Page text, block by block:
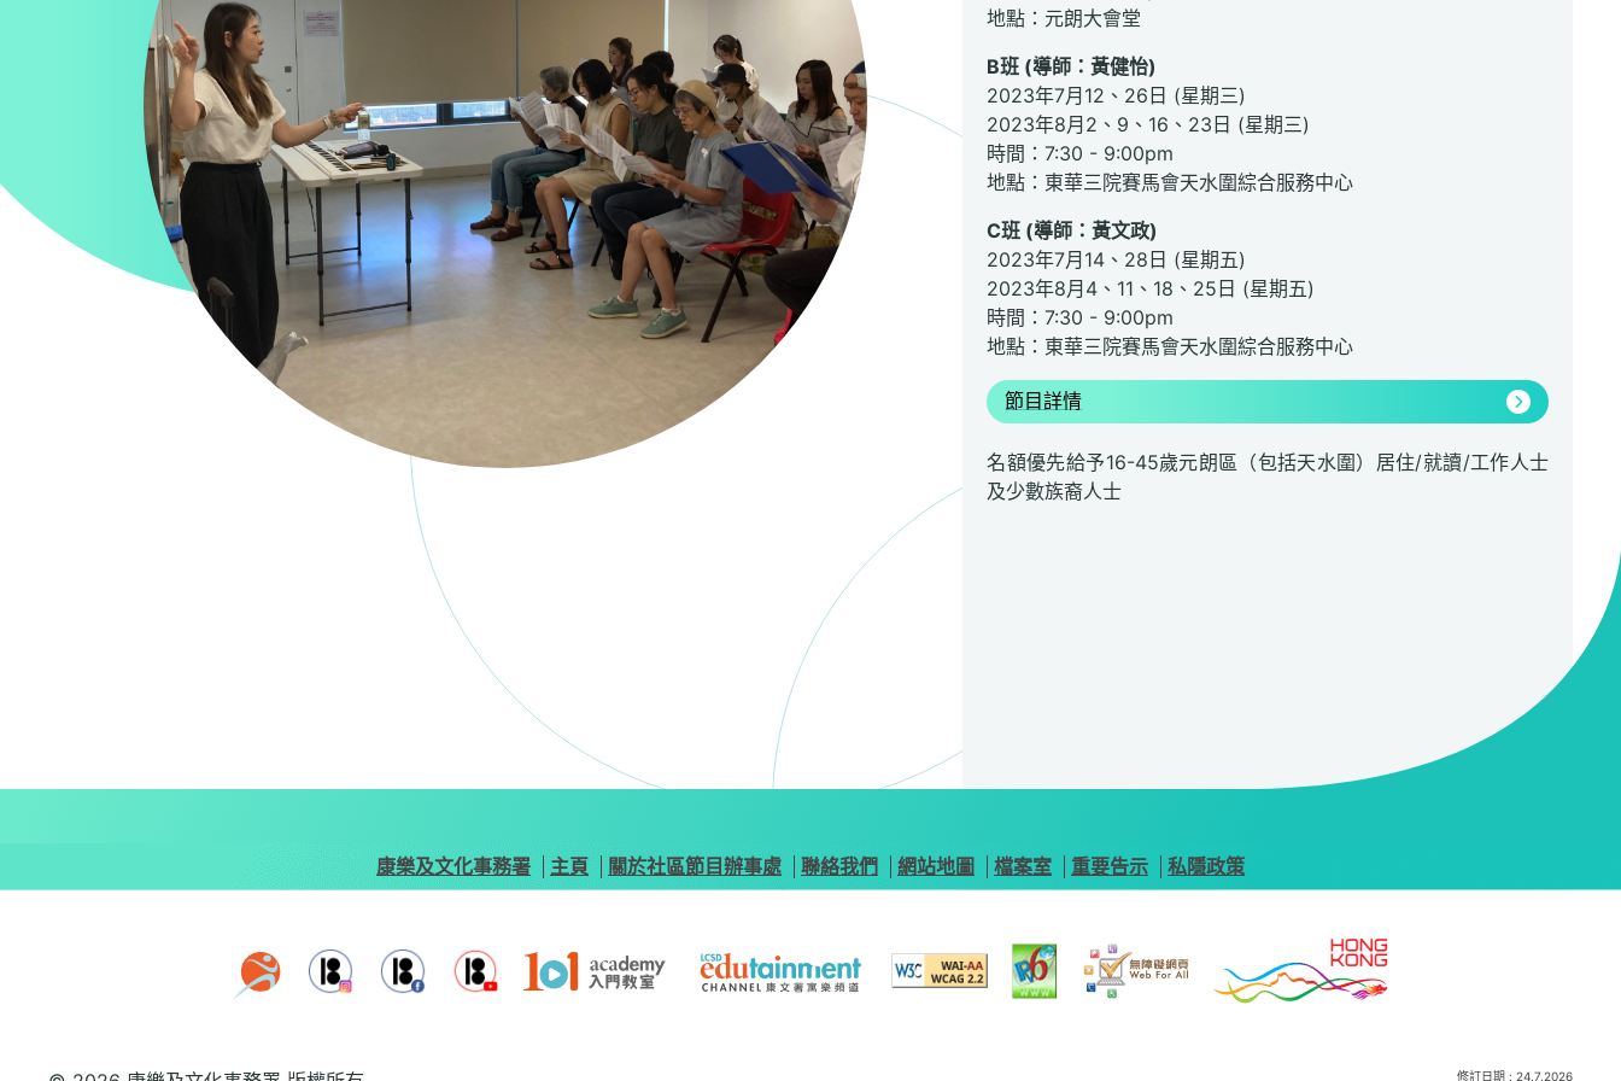
地點：元朗大會堂
B班 (導師：黃健怡)
2023年7月12、26日 (星期三)
2023年8月2、9、16、23日 (星期三)
時間：7:30 - 9:00pm
地點：東華三院賽馬會天水圍綜合服務中心
C班 (導師：黃文政)
2023年7月14、28日 (星期五)
2023年8月4、11、18、25日 (星期五)
時間：7:30 - 9:00pm
地點：東華三院賽馬會天水圍綜合服務中心
節目詳情
名額優先給予16-45歲元朗區（包括天水圍）居住/就讀/工作人士
及少數族裔人士
康樂及文化事務署 主頁 關於社區節目辦事處 聯絡我們 網站地圖 檔案室 重要告示 私隱政策
修訂日期 : 24.7.2026